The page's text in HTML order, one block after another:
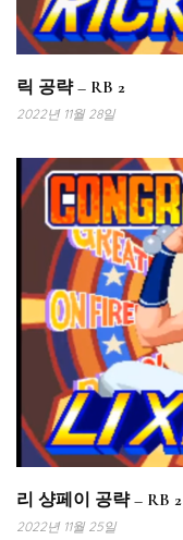
릭 공략 – RB 2
2022년 11월 28일
리 샹페이 공략 – RB 2
2022년 11월 25일